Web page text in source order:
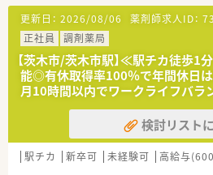
クセスが便利な大通り沿いに立地
■外来処方箋は耳鼻科をメインに
均対応枚数は30枚から40枚ほどです
■勤務するスタッフは常勤薬剤師
て、事務員3名が在籍しています。
【募集背景と求める人物像について
■会社の成長に伴う増員のための
を開始できる方を急募しています。
■業務において施設在宅を担当す
きる方を必須条件としています。
更新日： 2026/08/06 薬剤師求人ID：
正社員
調剤薬局
【茨木市/茨木市駅】≪駅チカ徒歩1
能◎有休取得率100％で年間休日
月10時間以内でワークライフバ
検討リスト
駅チカ 新卒可 未経験可 高給与